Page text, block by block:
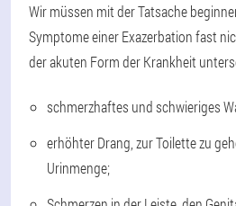
Wir müssen mit der Tatsache
Symptome einer Exazerbation fast
der akuten Form der Krankheit
schmerzhaftes und schwieriges
erhöhter Drang, zur Toilette zu
Urinmenge;